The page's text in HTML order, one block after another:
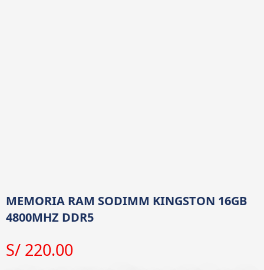
MEMORIA RAM SODIMM KINGSTON 16GB
4800MHZ DDR5
S/ 220.00